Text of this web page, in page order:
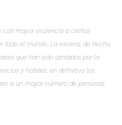
con mayor virulencia a ciertos
todo el mundo. La escena, de hecho,
que han sido azotados por la
y hoteles, en definitiva los
a un mayor número de personas.